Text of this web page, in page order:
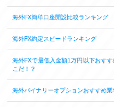
海外FX簡単口座開設比較ランキング
海外FX約定スピードランキング
海外FXで最低入金額1万円以下おす
こだ！？
海外バイナリーオプションおすすめ業